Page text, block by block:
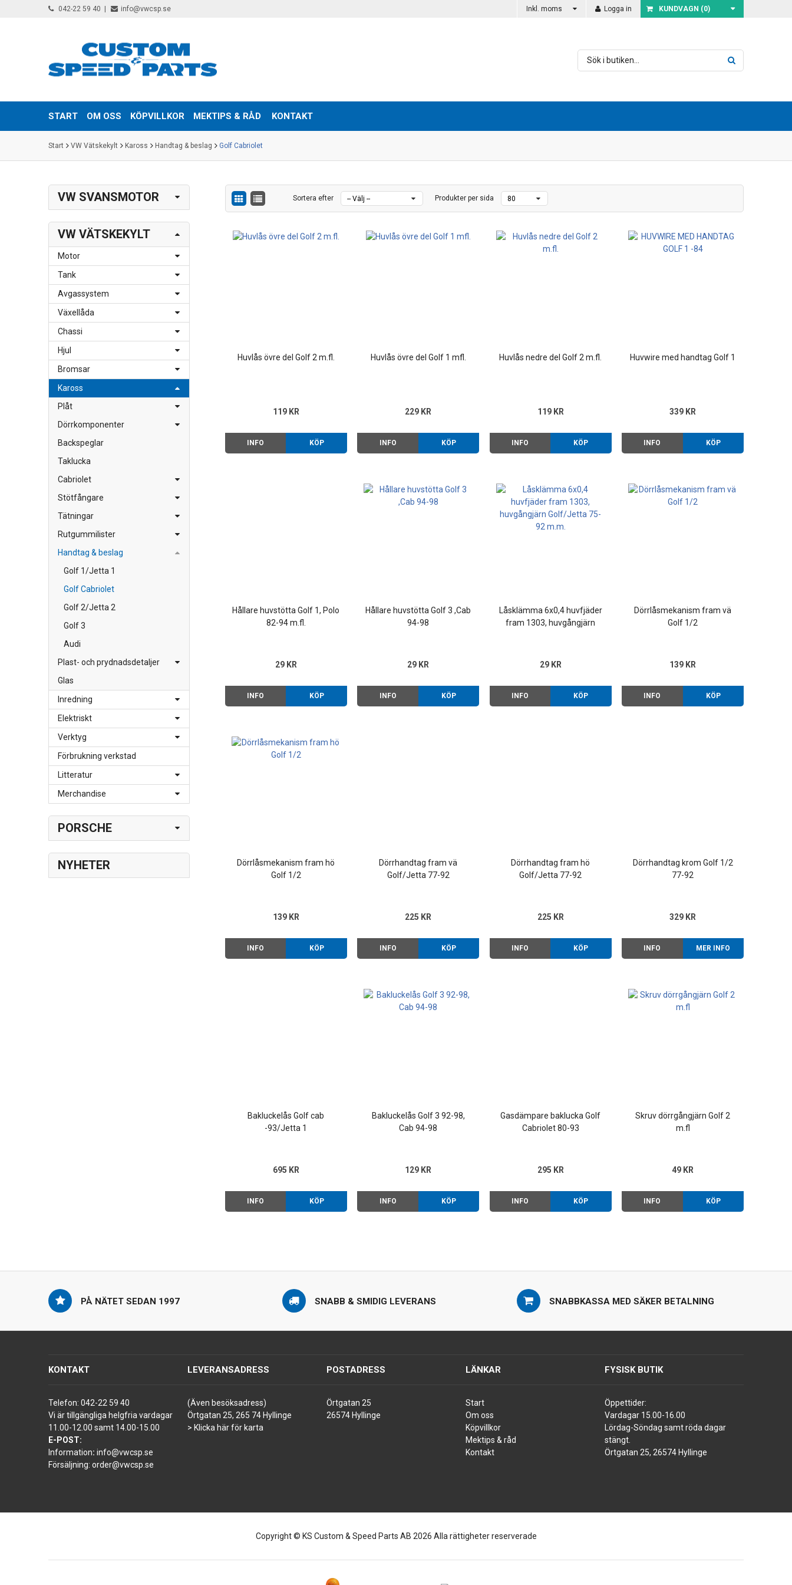
042-22 59 40 info@vwcsp.se Inkl. moms Logga in KUNDVAGN (0)
START OM OSS KÖPVILLKOR MEKTIPS & RÅD KONTAKT
Start VW Vätskekylt Kaross Handtag & beslag Golf Cabriolet
VW SVANSMOTOR
VW VÄTSKEKYLT
Motor
Tank
Avgassystem
Växellåda
Chassi
Hjul
Bromsar
Kaross
Plåt
Dörrkomponenter
Backspeglar
Taklucka
Cabriolet
Stötfångare
Tätningar
Rutgummilister
Handtag & beslag
Golf 1/Jetta 1
Golf Cabriolet
Golf 2/Jetta 2
Golf 3
Audi
Plast- och prydnadsdetaljer
Glas
Inredning
Elektriskt
Verktyg
Förbrukning verkstad
Litteratur
Merchandise
PORSCHE
NYHETER
Sortera efter Produkter per sida
Huvlås övre del Golf 2 m.fl.
119 KR
INFO KÖP
Huvlås övre del Golf 1 mfl.
229 KR
INFO KÖP
Huvlås nedre del Golf 2 m.fl.
119 KR
INFO KÖP
Huvwire med handtag Golf 1
339 KR
INFO KÖP
Hållare huvstötta Golf 1, Polo
82-94 m.fl.
29 KR
INFO KÖP
Hållare huvstötta Golf 3 ,Cab
94-98
29 KR
INFO KÖP
Låsklämma 6x0,4 huvfjäder
fram 1303, huvgångjärn
29 KR
INFO KÖP
Dörrlåsmekanism fram vä
Golf 1/2
139 KR
INFO KÖP
Dörrlåsmekanism fram hö
Golf 1/2
139 KR
INFO KÖP
Dörrhandtag fram vä
Golf/Jetta 77-92
225 KR
INFO KÖP
Dörrhandtag fram hö
Golf/Jetta 77-92
225 KR
INFO KÖP
Dörrhandtag krom Golf 1/2
77-92
329 KR
INFO MER INFO
Bakluckelås Golf cab
-93/Jetta 1
695 KR
INFO KÖP
Bakluckelås Golf 3 92-98,
Cab 94-98
129 KR
INFO KÖP
Gasdämpare baklucka Golf
Cabriolet 80-93
295 KR
INFO KÖP
Skruv dörrgångjärn Golf 2
m.fl
49 KR
INFO KÖP
PÅ NÄTET SEDAN 1997 SNABB & SMIDIG LEVERANS SNABBKASSA MED SÄKER BETALNING
KONTAKT
Telefon: 042-22 59 40
Vi är tillgängliga helgfria vardagar
11.00-12.00 samt 14.00-15.00
E-POST:
Information: info@vwcsp.se
Försäljning: order@vwcsp.se
LEVERANSADRESS
(Även besöksadress)
Örtgatan 25, 265 74 Hyllinge
> Klicka här för karta
POSTADRESS
Örtgatan 25
26574 Hyllinge
LÄNKAR
Start
Om oss
Köpvillkor
Mektips & råd
Kontakt
FYSISK BUTIK
Öppettider:
Vardagar 15.00-16.00
Lördag-Söndag samt röda dagar
stängt.
Örtgatan 25, 26574 Hyllinge
Copyright © KS Custom & Speed Parts AB 2026 Alla rättigheter reserverade